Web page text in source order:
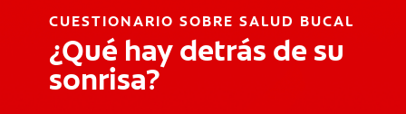
CUESTIONARIO SOBRE SALUD BUCAL
¿Qué hay detrás de su
sonrisa?